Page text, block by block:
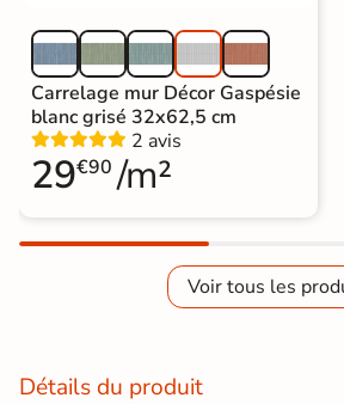
Carrelage mur Décor Gaspésie
blanc grisé 32x62,5 cm
2 avis
29€90 /m²
Voir tous les
Détails du produit